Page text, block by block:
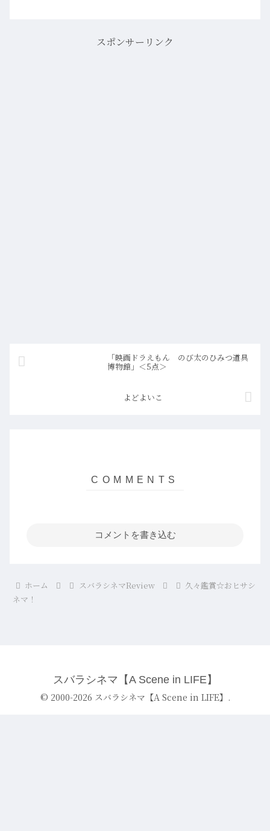
スポンサーリンク
「映画ドラえもん のび太のひみつ道具
博物館」＜5点＞
よどよいこ
コメントを書き込む
ホーム スバラシネマReview
久々鑑賞☆おヒサシ
ネマ！
スバラシネマ【A Scene in LIFE】
© 2000-2026 スバラシネマ【A Scene in LIFE】.